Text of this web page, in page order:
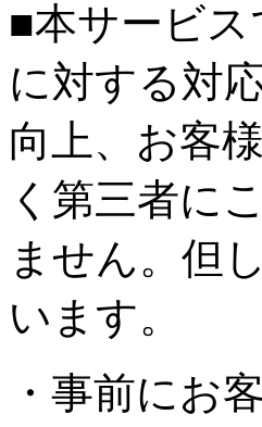
■本サービ
に対する対
向上、お客
く第三者に
ません。但
います。
・事前にお